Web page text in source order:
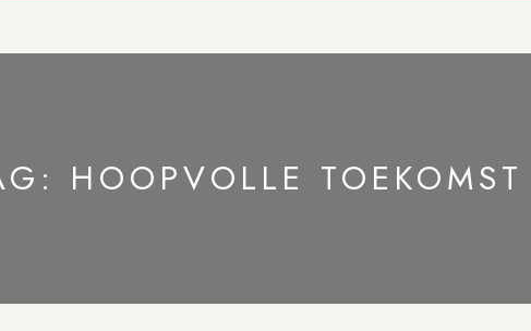
HOOPVOLLE TOEKOMST